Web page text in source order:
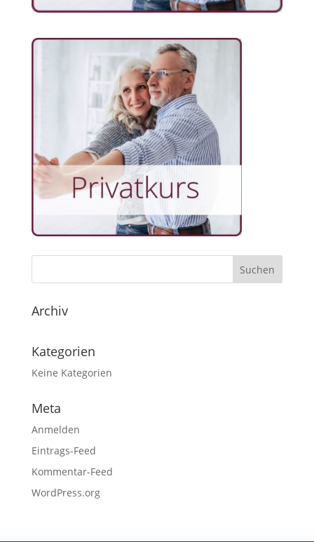
Archiv
Kategorien
Keine Kategorien
Meta
Anmelden
Eintrags-Feed
Kommentar-Feed
WordPress.org